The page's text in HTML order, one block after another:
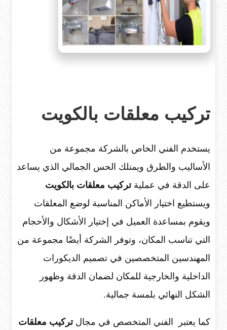
تركيب معلقات بالكويت
يستخدم الفني الخاص بالشركة مجموعة من
الأساليب والطرق ويمتلك الحس الجمالي الذي يساعد
على الدقة في عمليةتركيب معلقات بالكويت
ويستطيع اختيار الأماكن المناسبة لوضع المعلقات
ويقوم بمساعدة العميل في إختيار الأشكال والأحجام
التي تناسب المكان، وتوفر الشركة أيضًا مجموعة من
المهندسين المتخصصين في تصميم الديكورات
الداخلية والخارجية للمكان لضمان الدقة وظهور
الشكل النهائي بلمسة جمالية.
كما يعتبر الفني المتخصص في مجالتركيب معلقات